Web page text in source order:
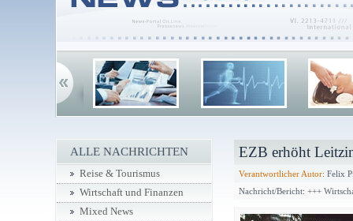
EZB erhöht
Verantwortlicher Autor: Felix
Nachricht/Bericht: +++
ALLE NACHRICHTEN
Reise & Tourismus
Wirtschaft und Finanzen
Mixed News